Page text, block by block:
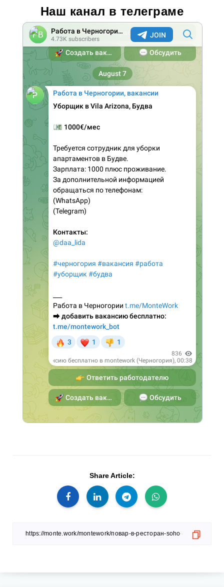
Наш канал в телеграме
Share Article: